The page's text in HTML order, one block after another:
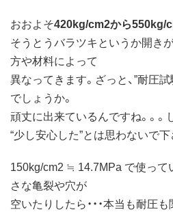
おおよそ420kg/cm2から550kg/
そうとうバラツキというか開き
方や材料によって
異なってきます。ざっと、”耐圧
でしょうか。
頑丈に出来ているんですね。。。
“少し安心した”とは思わないで下
150kg/cm2 ≒ 14.7MPa で使って
さな亀裂や穴が
空いたりしたら・・・本当も耐圧